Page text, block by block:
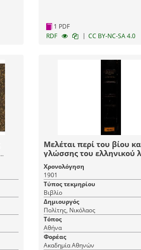
1 PDF
RDF
| CC BY-NC-SA 4.0
Μελέται περί του βίου
γλώσσης του ελληνικού
Παροιμία. Τόμος Γ΄
Χρονολόγηση
1901
Τύπος τεκμηρίου
Βιβλίο
Δημιουργός
Πολίτης, Νικόλαος
Τόπος
Αθήνα
Φορέας
Ακαδημία Αθηνών